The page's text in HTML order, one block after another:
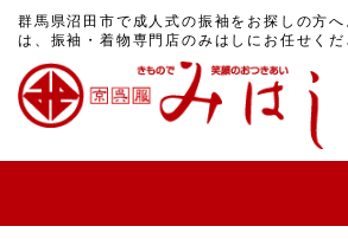
群馬県沼田市で成人式の振袖をお探しの方
は、振袖・着物専門店のみはしにお任せくだ